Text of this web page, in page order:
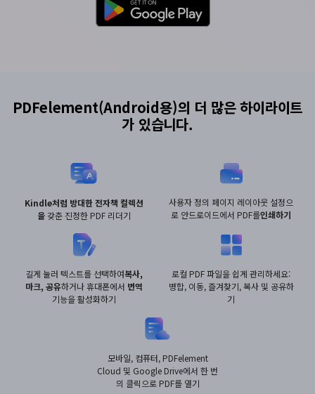
PDFelement(Android용)의 더 많은 하이라이트
가 있습니다.
Kindle처럼 방대한 전자책 컬렉션
을 갖춘 진정한 PDF 리더기
사용자 정의 페이지 레이아웃 설정으
로 안드로이드에서 PDF를인쇄하기
길게 눌러 텍스트를 선택하여복사,
마크, 공유하거나 휴대폰에서 번역
기능을 활성화하기
로컬 PDF 파일을 쉽게 관리하세요:
병합, 이동, 즐겨찾기, 복사 및 공유하
기
모바일, 컴퓨터, PDFelement
Cloud 및 Google Drive에서 한 번
의 클릭으로 PDF를 열기